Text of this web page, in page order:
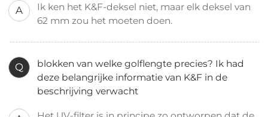
A
Ik ken het K&F-deksel niet, maar elk deksel van
62 mm zou het moeten doen.
Q
blokken van welke golflengte precies? Ik had
deze belangrijke informatie van K&F in de
beschrijving verwacht